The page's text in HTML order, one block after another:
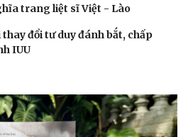
trang liệt sĩ Việt - Lào
đổi tư duy đánh bắt, chấp
IUU